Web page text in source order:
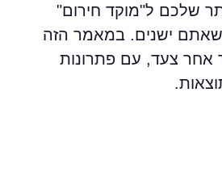
שלכם ל"מוקד חירום"
ישנים. במאמר הזה
צעד, עם פתרונות